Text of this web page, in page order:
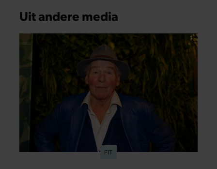
Uit andere media
FIT